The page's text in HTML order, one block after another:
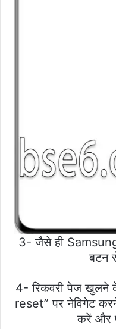
3- जैसे ही
बटन
4- रिकवरी पेज खुलने
reset” पर नेविगेट
करें और